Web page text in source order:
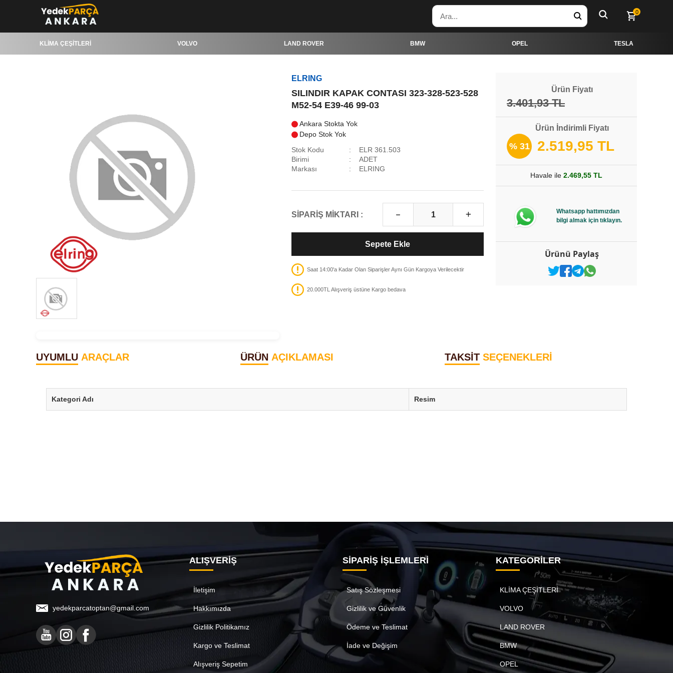
0
KLİMA ÇEŞİTLERİ VOLVO LAND ROVER BMW OPEL TESLA
ELRING
SILINDIR KAPAK CONTASI 323-328-523-528
M52-54 E39-46 99-03
Ankara Stokta Yok
Depo Stok Yok
Stok Kodu
ELR 361.503
Birimi
ADET
Markası
ELRING
SİPARİŞ MİKTARI :
Sepete Ekle
Saat 14:00'a Kadar Olan Siparişler Aynı Gün Kargoya Verilecektir
20.000TL Alışveriş üstüne Kargo bedava
Ürün Fiyatı
3.401,93 TL
Ürün İndirimli Fiyatı
% 31 2.519,95 TL
Havale ile 2.469,55 TL
Whatsapp hattımızdan
bilgi almak için tıklayın.
Ürünü Paylaş
UYUMLU ARAÇLAR ÜRÜN AÇIKLAMASI TAKSİT SEÇENEKLERİ
Kategori Adı Resim
yedekparcatoptan@gmail.com
ALIŞVERİŞ
İletişim
Hakkımızda
Gizlilik Politikamız
Kargo ve Teslimat
Alışveriş Sepetim
SİPARİŞ İŞLEMLERİ
Satış Sözleşmesi
Gizlilik ve Güvenlik
Ödeme ve Teslimat
İade ve Değişim
KATEGORİLER
KLİMA ÇEŞİTLERİ
VOLVO
LAND ROVER
BMW
OPEL